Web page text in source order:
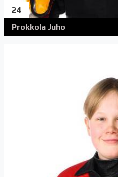
24
Prokkola Juho